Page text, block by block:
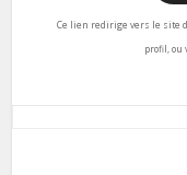
Ce lien redirige vers le site
profil, ou